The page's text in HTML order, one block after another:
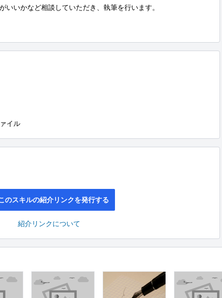
いいかなど相談していただき、執筆を行います。
イル
のスキルの紹介リンクを発行する
紹介リンクについて